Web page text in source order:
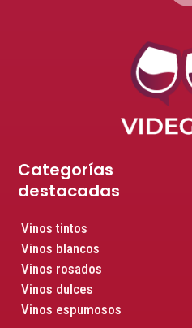
Categorías
destacadas
Vinos tintos
Vinos blancos
Vinos rosados
Vinos dulces
Vinos espumosos